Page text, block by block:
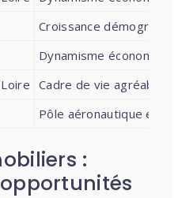
Croissance
Dynamisme
Cadre de vie agréable,
Pôle aéronautique et
: